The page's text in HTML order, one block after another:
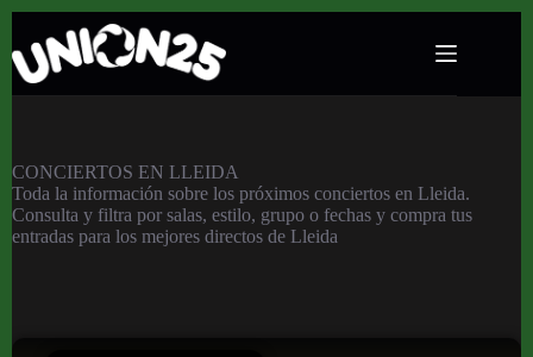
Conciertos en Lleida
CONCIERTOS EN LLEIDA
Toda la información sobre los próximos conciertos en Lleida.
Consulta y filtra por salas, estilo, grupo o fechas y compra tus
entradas para los mejores directos de Lleida